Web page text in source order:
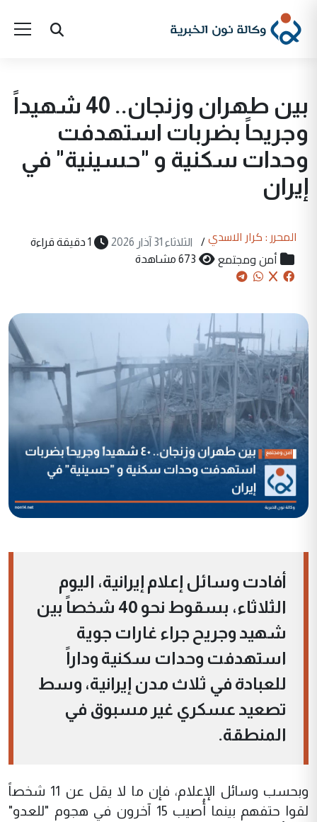
بين طهران وزنجان.. 40 شهيداً
وجريحاً بضربات استهدفت
وحدات سكنية و "حسينية" في
إيران
المحرر : كرار الاسدي / الثلاثاء 31 آذار 2026 1 دقيقة قراءة
أمن ومجتمع 673 مشاهدة
أفادت وسائل إعلام إيرانية، اليوم
الثلاثاء، بسقوط نحو 40 شخصاً بين
شهيد وجريح جراء غارات جوية
استهدفت وحدات سكنية وداراً
للعبادة في ثلاث مدن إيرانية، وسط
تصعيد عسكري غير مسبوق في
المنطقة.
وبحسب وسائل الإعلام، فإن ما لا يقل عن 11 شخصاً
لقوا حتفهم بينما أُصيب 15 آخرون في هجوم "للعدو"